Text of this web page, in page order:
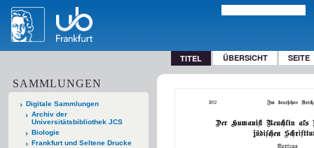
TITEL ÜBERSICHT SEITE
SAMMLUNGEN
Digitale Sammlungen
Archiv der
Universitätsbibliothek JCS
Biologie
Frankfurt und Seltene Drucke